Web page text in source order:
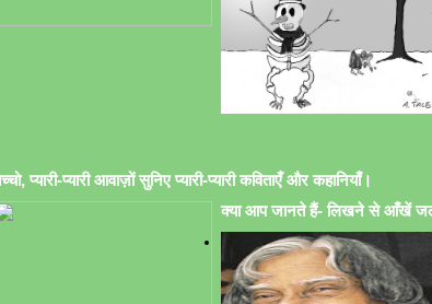
प्यारी-प्यारी आवाज़ों सुनिए प्यारी-प्यारी कविताएँ और कहानियाँ।
क्या आप जानते हैं- लिखने से आँखें